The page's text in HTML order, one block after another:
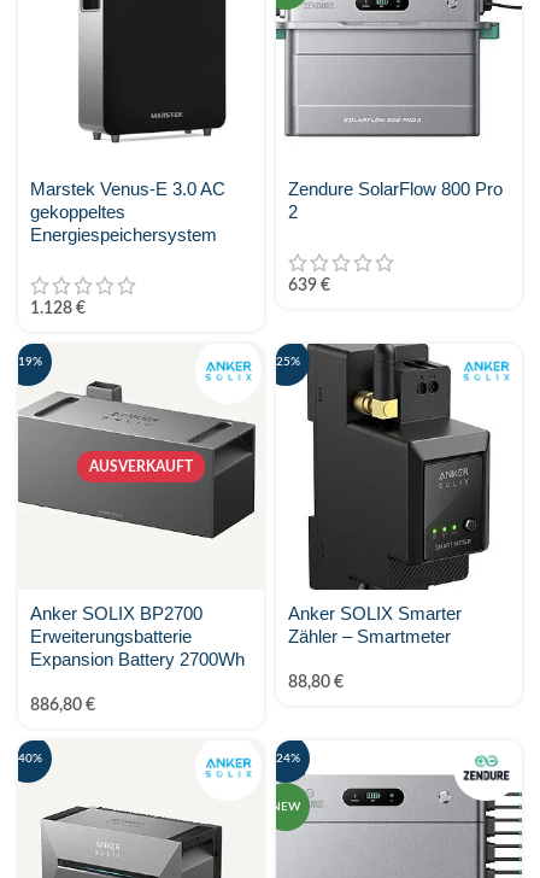
K2 Systems
KEBA
Kostal Solar Electric
Metron
Phonenix Contact
PV-24.at Eigenmarke
Raycap
SALZSTROM
Marstek Venus-E 3.0 AC
gekoppeltes
Energiespeichersystem
1.128 €
Zendure SolarFlow 800 Pro
2
639 €
AUSVERKAUFT
-19%
Anker SOLIX BP2700
Erweiterungsbatterie
Expansion Battery 2700Wh
886,80 €
-25%
Anker SOLIX Smarter
Zähler – Smartmeter
88,80 €
-40% -24%
NEW